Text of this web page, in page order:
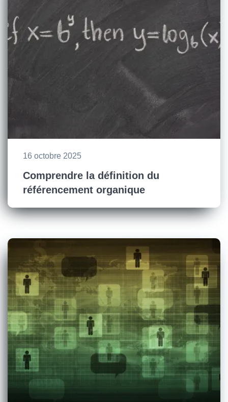
16 octobre 2025
Comprendre la définition du
référencement organique